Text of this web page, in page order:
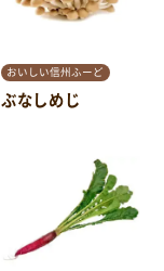
おいしい信州ふーど
ぶなしめじ